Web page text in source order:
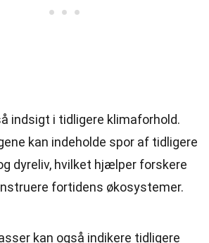
indsigt i tidligere klimaforhold.
kan indeholde spor af tidligere
dyreliv, hvilket hjælper forskere
fortidens økosystemer.
kan også indikere tidligere